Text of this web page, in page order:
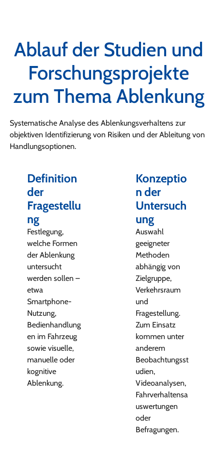
Ablauf der Studien und
Forschungsprojekte
zum Thema Ablenkung
Systematische Analyse des Ablenkungsverhaltens zur
objektiven Identifizierung von Risiken und der Ableitung von
Handlungsoptionen.
Definition
der
Fragestellu
ng
Festlegung,
welche Formen
der Ablenkung
untersucht
werden sollen –
etwa
Smartphone-
Nutzung,
Bedienhandlung
en im Fahrzeug
sowie visuelle,
manuelle oder
kognitive
Ablenkung.
Konzeptio
n der
Untersuch
ung
Auswahl
geeigneter
Methoden
abhängig von
Zielgruppe,
Verkehrsraum
und
Fragestellung.
Zum Einsatz
kommen unter
anderem
Beobachtungsst
udien,
Videoanalysen,
Fahrverhaltensa
uswertungen
oder
Befragungen.